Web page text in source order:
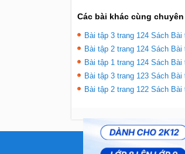
Các bài khác cùng
Bài tập 3 trang 124 Sách
Bài tập 2 trang 124 Sách
Bài tập 1 trang 124 Sách
Bài tập 3 trang 123 Sách
Bài tập 2 trang 122 Sách